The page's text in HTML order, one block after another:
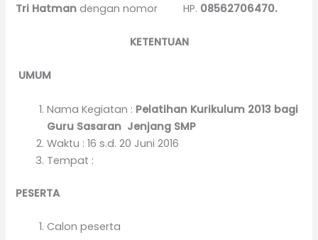
Tri Hatman dengan nomor HP. 08562706470.
KETENTUAN
UMUM
Nama Kegiatan : Pelatihan Kurikulum 2013 bagi
Guru Sasaran Jenjang SMP
Waktu : 16 s.d. 20 Juni 2016
Tempat :
PESERTA
Calon peserta